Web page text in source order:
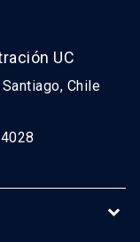
UC
Chile